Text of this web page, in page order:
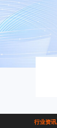
行业资讯